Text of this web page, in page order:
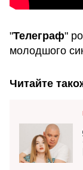
"Телеграф"
молодшого
Читайте